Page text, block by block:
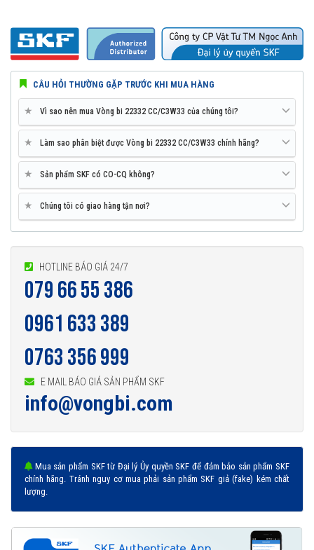
CÂU HỎI THƯỜNG GẶP TRƯỚC KHI MUA HÀNG
★ Vì sao nên mua Vòng bi 22332 CC/C3W33 của chúng tôi?
★ Làm sao phân biệt được Vòng bi 22332 CC/C3W33 chính hãng?
★ Sản phẩm SKF có CO-CQ không?
★ Chúng tôi có giao hàng tận nơi?
HOTLINE BÁO GIÁ 24/7
079 66 55 386
0961 633 389
0763 356 999
E MAIL BÁO GIÁ SẢN PHẨM SKF
info@vongbi.com
Mua sản phẩm SKF từ Đại lý Ủy quyền SKF để đảm bảo sản phẩm SKF
chính hãng. Tránh nguy cơ mua phải sản phẩm SKF giả (fake) kém chất
lượng.